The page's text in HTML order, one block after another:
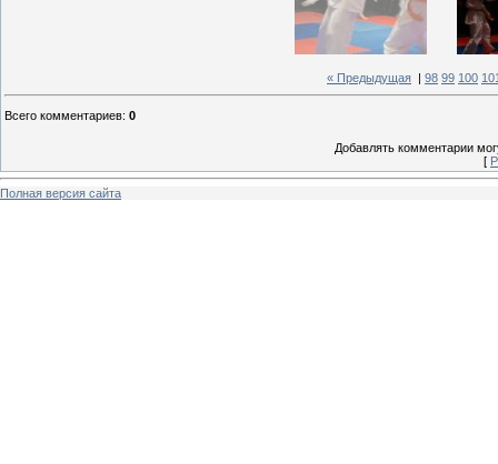
« Предыдущая 98 99 100
Всего комментариев: 0
Добавлять комментарии
[
Полная версия сайта